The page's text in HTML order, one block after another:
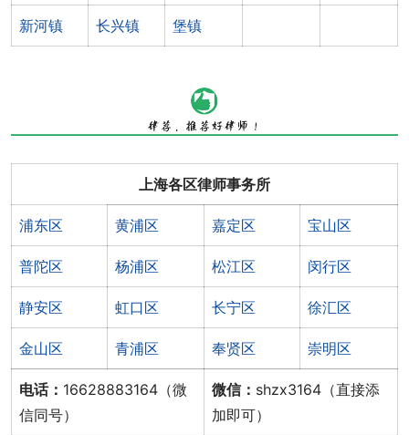
新河镇 长兴镇 堡镇
上海各区律师事务所
浦东区 黄浦区 嘉定区 宝山区
普陀区 杨浦区 松江区 闵行区
静安区 虹口区 长宁区 徐汇区
金山区 青浦区 奉贤区 崇明区
电话： 16628883164（微
信同号）
微信： shzx3164（直接添
加即可）